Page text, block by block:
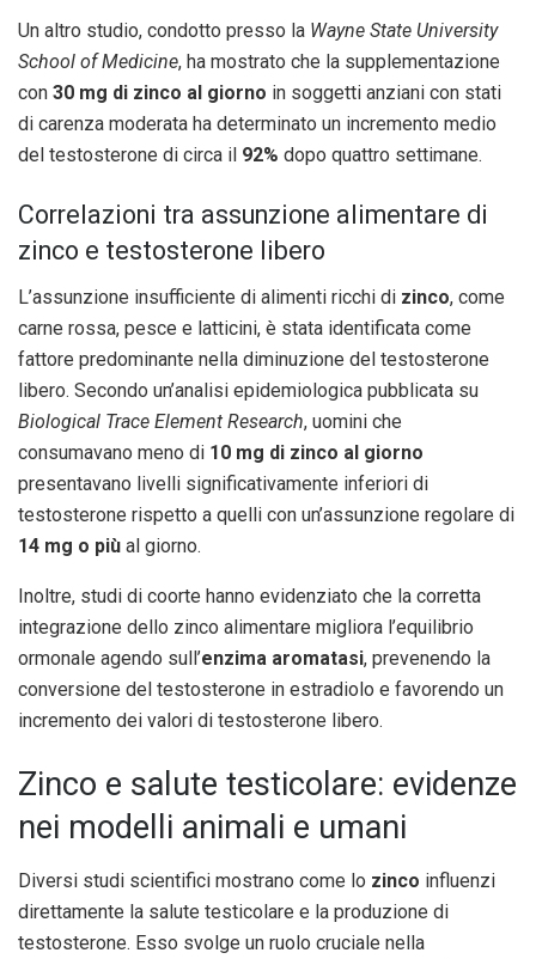
Un altro studio, condotto presso la Wayne State University
School of Medicine, ha mostrato che la supplementazione
con 30 mg di zinco al giorno in soggetti anziani con stati
di carenza moderata ha determinato un incremento medio
del testosterone di circa il 92% dopo quattro settimane.
Correlazioni tra assunzione alimentare di
zinco e testosterone libero
L’assunzione insufficiente di alimenti ricchi di zinco, come
carne rossa, pesce e latticini, è stata identificata come
fattore predominante nella diminuzione del testosterone
libero. Secondo un’analisi epidemiologica pubblicata su
Biological Trace Element Research, uomini che
consumavano meno di 10 mg di zinco al giorno
presentavano livelli significativamente inferiori di
testosterone rispetto a quelli con un’assunzione regolare di
14 mg o più al giorno.
Inoltre, studi di coorte hanno evidenziato che la corretta
integrazione dello zinco alimentare migliora l’equilibrio
ormonale agendo sull’enzima aromatasi, prevenendo la
conversione del testosterone in estradiolo e favorendo un
incremento dei valori di testosterone libero.
Zinco e salute testicolare: evidenze
nei modelli animali e umani
Diversi studi scientifici mostrano come lo zinco influenzi
direttamente la salute testicolare e la produzione di
testosterone. Esso svolge un ruolo cruciale nella